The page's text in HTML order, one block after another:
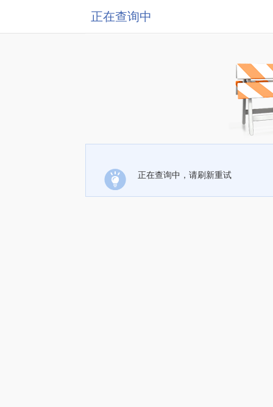
正在查询中
正在查询中，请刷新重试